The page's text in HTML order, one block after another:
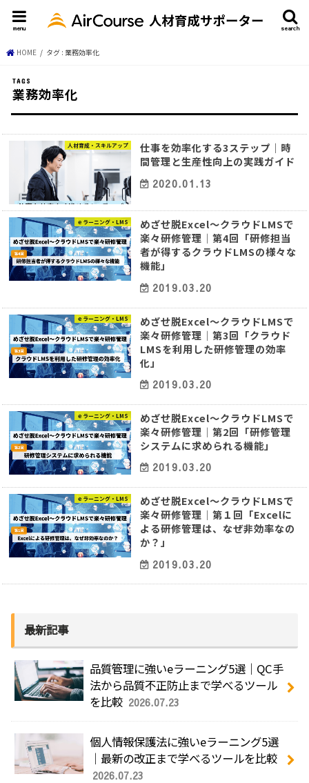
search
menu
HOME タグ : 業務効率化
業務効率化
人材育成・スキルアップ
仕事を効率化する3ステップ｜時
間管理と生産性向上の実践ガイド
2020.01.13
ｅラーニング・LMS
めざせ脱Excel～クラウドLMSで
楽々研修管理│第4回「研修担当
者が得するクラウドLMSの様々な
機能」
2019.03.20
ｅラーニング・LMS
めざせ脱Excel～クラウドLMSで
楽々研修管理│第3回「クラウド
LMSを利用した研修管理の効率
化」
2019.03.20
ｅラーニング・LMS
めざせ脱Excel～クラウドLMSで
楽々研修管理│第2回「研修管理
システムに求められる機能」
2019.03.20
ｅラーニング・LMS
めざせ脱Excel～クラウドLMSで
楽々研修管理│第１回「Excelに
よる研修管理は、なぜ非効率なの
か？」
2019.03.20
最新記事
品質管理に強いeラーニング5選｜QC手
法から品質不正防止まで学べるツール
を比較 2026.07.23
個人情報保護法に強いeラーニング5選
｜最新の改正まで学べるツールを比較
2026.07.23